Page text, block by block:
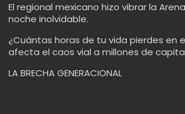
El regional mexicano hizo vibrar la
noche inolvidable.
¿Cuántas horas de tu vida pierdes en
afecta el caos vial a millones de
LA BRECHA GENERACIONAL